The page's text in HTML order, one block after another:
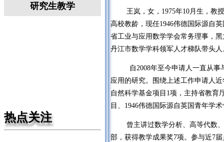
研究生教学
热点关注
王岚，女， 1975年10 月生，教
高校教龄，现任1946伟德国际源自
省工业与应用数学学会常务理事，
丹江市数学学科领军人才梯队带头人
自2008年至今申请人一直从事
应用的研究。
围绕上述工作申请人
自然科学基金项目 1项，主持省教育
目、1946伟德国际源自英国青年学
曾主讲过数学分析、高等代数
部，获得教学成果奖7项。参与近7